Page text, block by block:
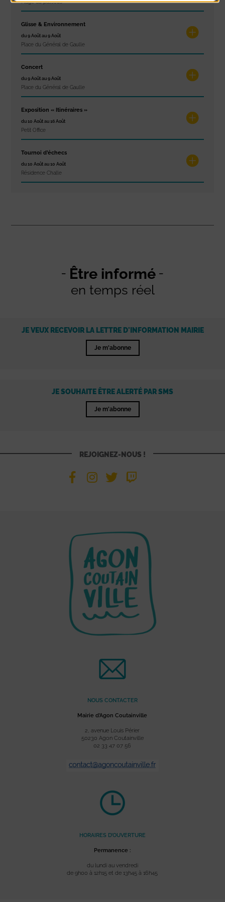
Plage du passous
Glisse & Environnement
du 9 Août au 9 Août
Place du Général de Gaulle
Concert
du 9 Août au 9 Août
Place du Général de Gaulle
Exposition « Itinéraires »
du 10 Août au 16 Août
Petit Office
Tournoi d’échecs
du 10 Août au 10 Août
Résidence Challe
Être informé
en temps réel
JE VEUX RECEVOIR LA LETTRE D'INFORMATION MAIRIE
Je m'abonne
JE SOUHAITE ÊTRE ALERTÉ PAR SMS
Je m'abonne
REJOIGNEZ-NOUS !
NOUS CONTACTER
Mairie d’Agon Coutainville
2, avenue Louis Périer
50230 Agon Coutainville
02 33 47 07 56
HORAIRES D’OUVERTURE
Permanence :
du lundi au vendredi
de 9h00 à 12h15 et de 13h45 à 16h45